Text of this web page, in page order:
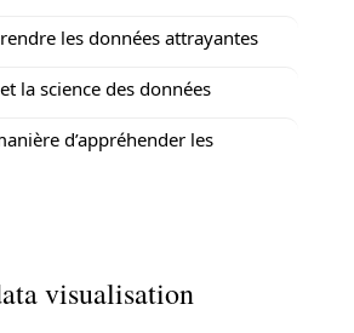
les données attrayantes
la science des données
d’appréhender les
visualisation